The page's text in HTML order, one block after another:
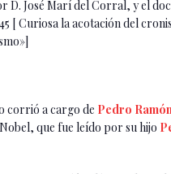
D. José Marí del Corral, y el
[ Curiosa la acotación del
corrió a cargo de Pedro
que fue leído por su hijo